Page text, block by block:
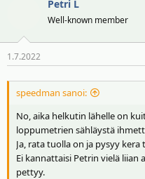
Petri L
Well-known member
1.7.2022
speedman sanoi:
No, aika helkutin lähelle on
loppumetrien sähläystä
Ja, rata tuolla on ja pysyy
Ei kannattaisi Petrin vielä
pettyy.